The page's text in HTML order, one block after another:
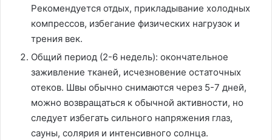
Рекомендуется отдых, прикладывание холодных
компрессов, избегание физических нагрузок и
трения век.
Общий период (2-6 недель): окончательное
заживление тканей, исчезновение остаточных
отеков. Швы обычно снимаются через 5-7 дней,
можно возвращаться к обычной активности, но
следует избегать сильного напряжения глаз,
сауны, солярия и интенсивного солнца.